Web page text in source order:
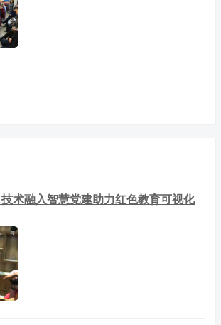
术融入智慧党建助力红色教育可视化